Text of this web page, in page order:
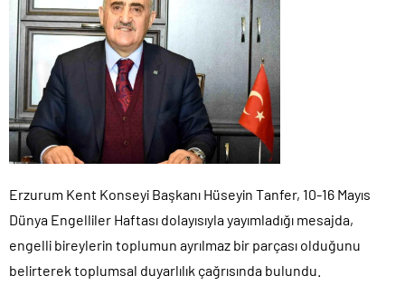
Erzurum Kent Konseyi Başkanı Hüseyin Tanfer, 10-16 Mayıs
Dünya Engelliler Haftası dolayısıyla yayımladığı mesajda,
engelli bireylerin toplumun ayrılmaz bir parçası olduğunu
belirterek toplumsal duyarlılık çağrısında bulundu.